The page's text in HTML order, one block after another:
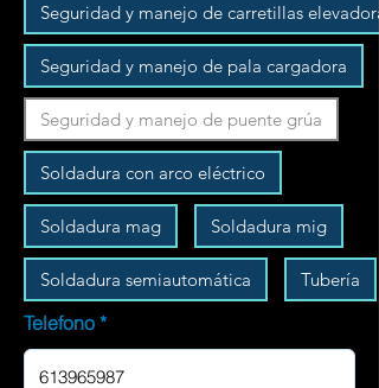
Seguridad y manejo de carretillas
Seguridad y manejo de pala cargadora
Seguridad y manejo de puente grúa
Soldadura con arco eléctrico
Soldadura mag Soldadura mig
Soldadura semiautomática Tubería
Telefono